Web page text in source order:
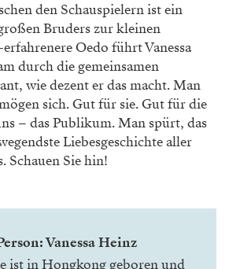
den Schauspielern ist ein
Bruders zur kleinen
Oedo führt Vanessa
durch die gemeinsamen
wie dezent er das macht. Man
sich. Gut für sie. Gut für die
– das Publikum. Man spürt, das
Liebesgeschichte aller
Schauen Sie hin!
Vanessa Heinz
ist in Hongkong geboren und